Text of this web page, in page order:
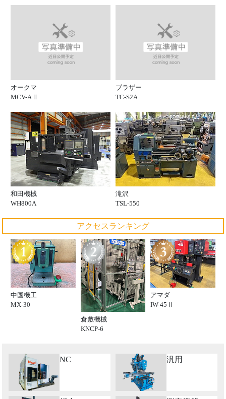
オークマ
MCV-AⅡ
ブラザー
TC-S2A
和田機械
WH800A
滝沢
TSL-550
アクセスランキング
中国機工
MX-30
倉敷機械
KNCP-6
アマダ
IW-45Ⅱ
NC 汎用